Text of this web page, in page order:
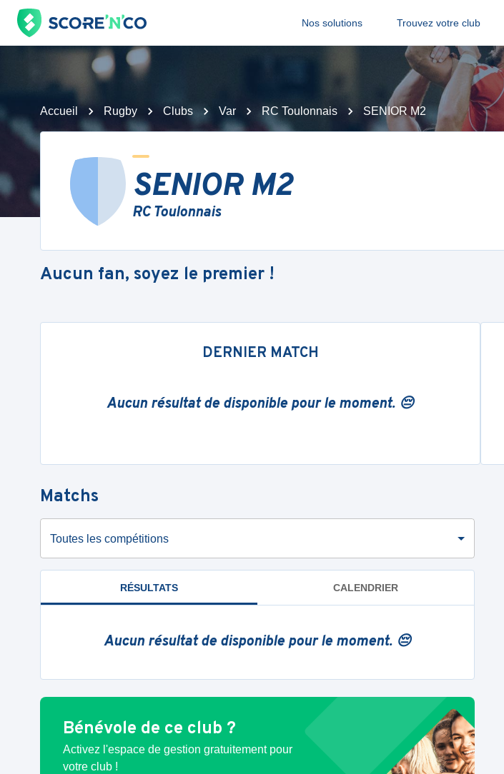
Nos solutions Trouvez votre club
Accueil Rugby Clubs Var RC Toulonnais SENIOR M2
SENIOR M2
RC Toulonnais
Aucun fan, soyez le premier !
DERNIER MATCH
Aucun résultat de disponible pour le moment. 😔
Matchs
Toutes les compétitions
RÉSULTATS CALENDRIER
Aucun résultat de disponible pour le moment. 😔
Bénévole de ce club ?
Activez l'espace de gestion gratuitement pour
votre club !